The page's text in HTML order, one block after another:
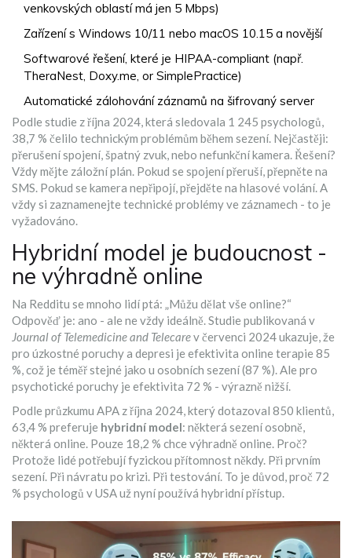
venkovských oblastí má jen 5 Mbps)
Zařízení s Windows 10/11 nebo macOS 10.15 a novější
Softwarové řešení, které je HIPAA-compliant (např.
TheraNest, Doxy.me, or SimplePractice)
Automatické zálohování záznamů na šifrovaný server
Podle studie z října 2024, která sledovala 1 245 psychologů,
38,7 % čelilo technickým problémům během sezení. Nejčastěji:
přerušení spojení, špatný zvuk, nebo nefunkční kamera. Řešení?
Vždy mějte záložní plán. Pokud se spojení přeruší, přepněte na
SMS. Pokud se kamera nepřipojí, přejděte na hlasové volání. A
vždy si zaznamenejte technické problémy ve záznamech - to je
vyžadováno.
Hybridní model je budoucnost -
ne výhradně online
Na Redditu se mnoho lidí ptá: „Můžu dělat vše online?“
Odpověď je: ano - ale ne vždy ideálně. Studie publikovaná v
Journal of Telemedicine and Telecarev červenci 2024 ukazuje, že
pro úzkostné poruchy a depresi je efektivita online terapie 85
%, což je téměř stejné jako u osobních sezení (87 %). Ale pro
psychotické poruchy je efektivita 72 % - výrazně nižší.
Podle průzkumu APA z října 2024, který dotazoval 850 klientů,
63,4 % preferuje hybridní model: některá sezení osobně,
některá online. Pouze 18,2 % chce výhradně online. Proč?
Protože lidé potřebují fyzickou přítomnost někdy. Při prvním
sezení. Při návratu po krizi. Při testování. To je důvod, proč 72
% psychologů v USA už nyní používá hybridní přístup.